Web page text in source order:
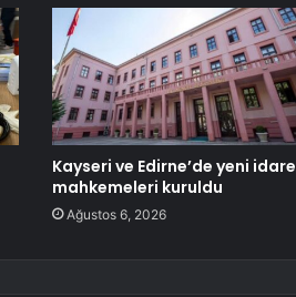
Kayseri ve Edirne’de yeni idare
mahkemeleri kuruldu
Ağustos 6, 2026